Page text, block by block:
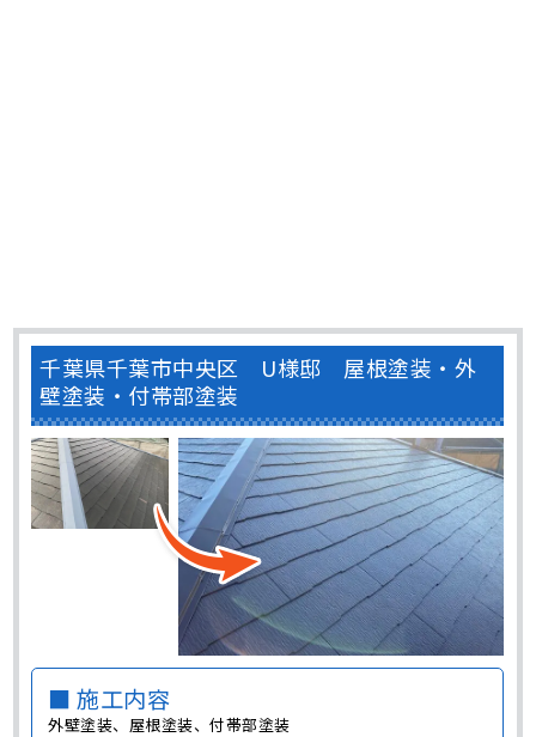
千葉県千葉市中央区 U様邸 屋根塗装・外
壁塗装・付帯部塗装
■ 施工内容
外壁塗装、屋根塗装、付帯部塗装